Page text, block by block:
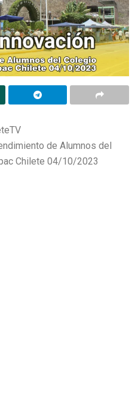
de Alumnos del
Chilete 04/10/2023